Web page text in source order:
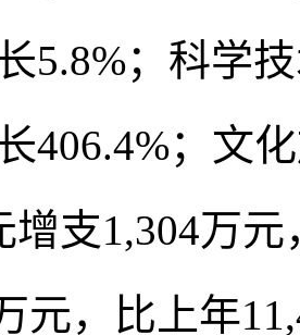
5.8%；科学
406.4%；文
增支1,304万
元，比上年